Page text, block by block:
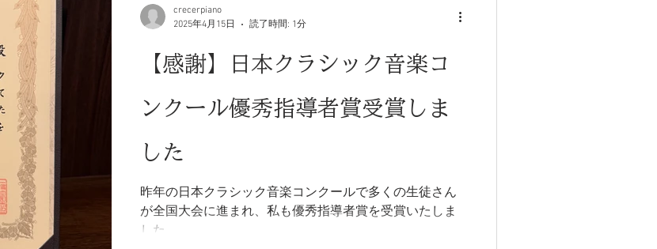
【感謝】日本クラシック音楽コ
ンクール優秀指導者賞受賞しま
した
昨年の日本クラシック音楽コンクールで多くの生徒さん
が全国大会に進まれ、私も優秀指導者賞を受賞いたしま
した。
crecerpiano
2025年4月15日
読了時間: 1分